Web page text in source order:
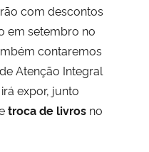
com descontos
em setembro no
contaremos
Atenção Integral
expor, junto
troca de livros no